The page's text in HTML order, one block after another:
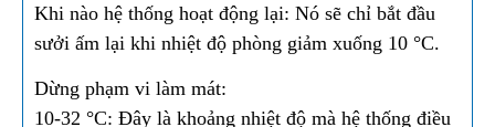
Khi nào hệ thống hoạt động lại: Nó sẽ chỉ bắt đầu
sưởi ấm lại khi nhiệt độ phòng giảm xuống 10 °C.
Dừng phạm vi làm mát:
10-32 °C: Đây là khoảng nhiệt độ mà hệ thống điều